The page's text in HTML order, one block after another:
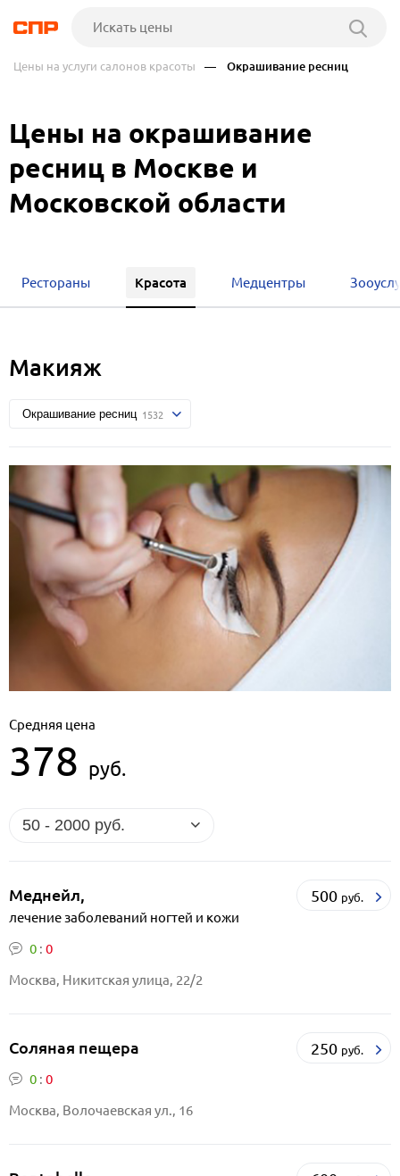
Цены на услуги салонов красоты — Окрашивание ресниц
Цены на окрашивание
ресниц в Москве и
Московской области
Рестораны Красота Медцентры
Макияж
Средняя цена
378 руб.
500 руб.
Меднейл,
лечение заболеваний ногтей и кожи
0 : 0
Москва, Никитская улица, 22/2
250 руб.
Соляная пещера
0 : 0
Москва, Волочаевская ул., 16